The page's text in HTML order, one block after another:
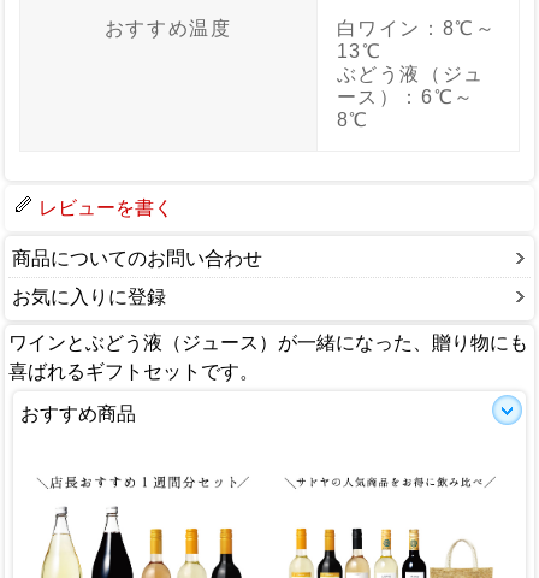
おすすめ温度
白ワイン：8℃～
13℃
ぶどう液（ジュ
ース）：6℃～
8℃
レビューを書く
商品についてのお問い合わせ
お気に入りに登録
ワインとぶどう液（ジュース）が一緒になった、贈り物にも
喜ばれるギフトセットです。
おすすめ商品